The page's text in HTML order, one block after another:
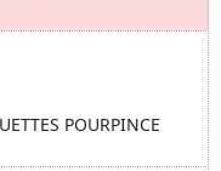
POURPINCE